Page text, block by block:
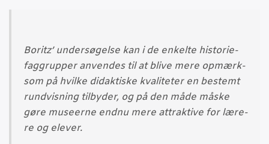
Boritz’ under­sø­gel­se kan i de enkel­te histo­ri­e­
fag­grup­per anven­des til at bli­ve mere opmærk­
som på hvil­ke didak­ti­ske kva­li­te­ter en bestemt
rund­vis­ning til­by­der, og på den måde måske
gøre muse­er­ne end­nu mere attrak­ti­ve for lære­
re og elever.